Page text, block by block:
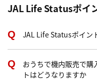
JAL Life Statusポイ
JAL Life Statusポイン
おうちで機内販売で
トはどうなりますか